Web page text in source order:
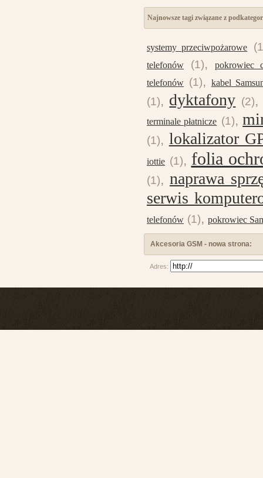
Najnowsze tagi związane z
systemy przeciwpożarowe
telefonów (1),
pokrowiec
telefonów (1), kabel
(1), dyktafony (2)
terminale płatnicze (1),
(1), lokalizator
iottie (1), folia
(1), naprawa
serwis
telefonów (1), pokrowiec
Akcesoria GSM - nowa strona:
Adres: